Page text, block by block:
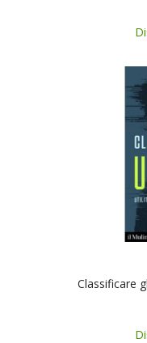
Classificare